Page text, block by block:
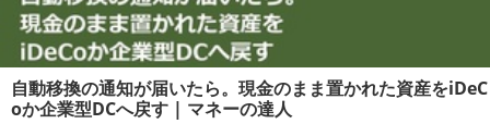
自動移換の通知が届いたら。現金のまま置かれた資産をiDeC
oか企業型DCへ戻す | マネーの達人